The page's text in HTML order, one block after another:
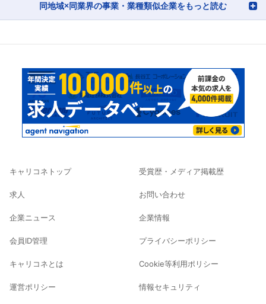
同地域×同業界の事業・業種類似企業をもっと読む
キャリコネトップ
求人
企業ニュース
会員ID管理
キャリコネとは
運営ポリシー
受賞歴・メディア掲載歴
お問い合わせ
企業情報
プライバシーポリシー
Cookie等利用ポリシー
情報セキュリティ